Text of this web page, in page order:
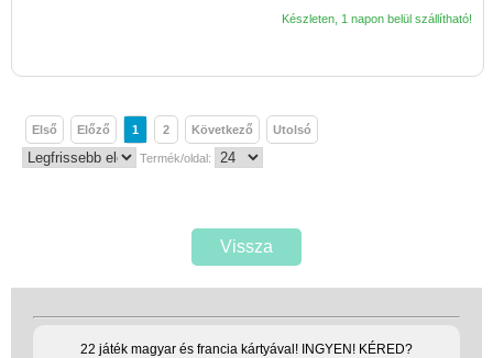
Készleten, 1 napon belül szállítható!
Első Előző 1 2 Következő Utolsó
Termék/oldal:
Vissza
22 játék magyar és francia kártyával! INGYEN! KÉRED?